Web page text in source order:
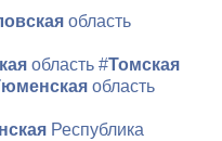
область
область #Томская
область
Республика